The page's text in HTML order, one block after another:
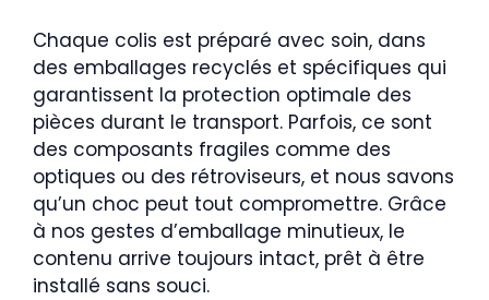
Chaque colis est préparé avec soin, dans
des emballages recyclés et spécifiques qui
garantissent la protection optimale des
pièces durant le transport. Parfois, ce sont
des composants fragiles comme des
optiques ou des rétroviseurs, et nous savons
qu’un choc peut tout compromettre. Grâce
à nos gestes d’emballage minutieux, le
contenu arrive toujours intact, prêt à être
installé sans souci.